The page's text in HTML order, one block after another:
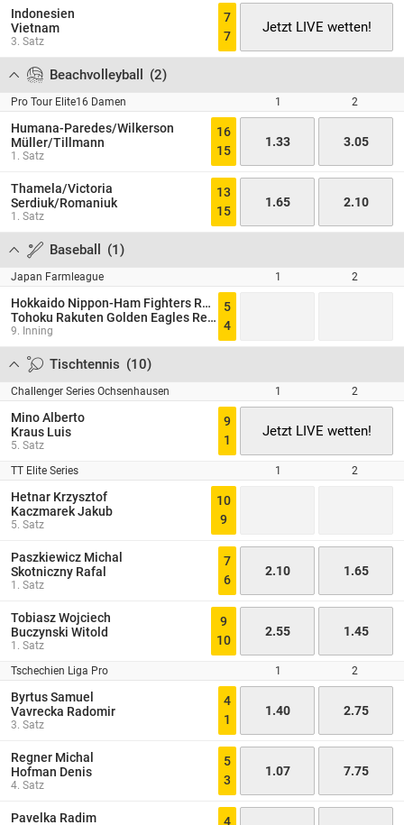
Indonesien
Vietnam
3. Satz
7
7
Jetzt LIVE wetten!
Beachvolleyball (2)
Pro Tour Elite16 Damen 1 2
Humana-Paredes/Wilkerson
Müller/Tillmann
1. Satz
16
15
1.33 3.05
Thamela/Victoria
Serdiuk/Romaniuk
1. Satz
13
15
1.65 2.10
Baseball (1)
Japan Farmleague 1 2
Hokkaido Nippon-Ham Fighters Reserve
Tohoku Rakuten Golden Eagles Reserves
9. Inning
5
4
Tischtennis (10)
Challenger Series Ochsenhausen 1 2
Mino Alberto
Kraus Luis
5. Satz
9
1
Jetzt LIVE wetten!
TT Elite Series 1 2
Hetnar Krzysztof
Kaczmarek Jakub
5. Satz
10
9
Paszkiewicz Michal
Skotniczny Rafal
1. Satz
7
6
2.10 1.65
Tobiasz Wojciech
Buczynski Witold
1. Satz
9
10
2.55 1.45
Tschechien Liga Pro 1 2
Byrtus Samuel
Vavrecka Radomir
3. Satz
4
1
1.40 2.75
Regner Michal
Hofman Denis
4. Satz
5
3
1.07 7.75
Pavelka Radim 4